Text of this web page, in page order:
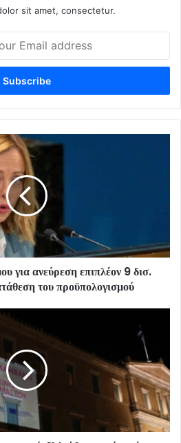
sit amet, consectetur.
για ανεύρεση επιπλέον 9 δισ.
του προϋπολογισμού